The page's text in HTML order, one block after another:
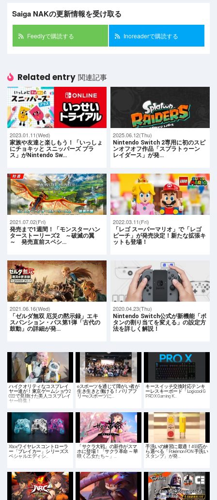
Saiga NAKの更新情報を受け取る
Feedlyで購読する Inoreaderで購読する
Related entry 関連記事
2023.01.11(Wed)
家族や友達と楽しもう！「いっしょ
にチョキッと スニッパーズ プラ
ス」がNintendo Sw…
2025.06.12(Thu)
Nintendo Switch 2専用に初のスピ
ンオフオフ作品「スプラトゥーン
レイダース」が発…
2021.07.02(Fri)
発売まで1週間！「モンスターハン
ターストーリーズ2 ～破滅の翼
～ 発売直前スペシ…
2022.03.11(Fri)
「レゴ スーパーマリオ」で「レゴ
ピーチ」が発売決定！新たな拡張キ
ットも登場！
2021.06.16(Wed)
「ゼルダ無双 厄災の黙示録」エキ
スパンション・パス第1弾「古代の
鼓動」の詳細が発…
2020.04.23(Thu)
Nintendo Switch公式が新機能「ボ
タンの割り当てを変える」の設定方
法を詳しく解説！
ハイクオリティなコスプレイ
ヤー達が！東京ゲームショウ2
022で見掛けた美人コスプレイ
ヤー特集！
eスポーツを通じて障がい者が
生き生きと働ける！バリアフ
リーeスポーツに…
キースイッチ交換対応テンキ
ーレスキーボード「Logicool G
PRO X Gaming K…
Xboxワイヤレスコントローラ
ー「ブレイカー」シリーズス
ペシャルエディシ…
「サクラ大戦」の新作がスマ
ホに登場！「サクラ革命 ～華
咲く乙女たち～」…
手洗いの練習に最適！493匹か
ら選べる「Pokémon PON 手洗い
スタンプ」が発…